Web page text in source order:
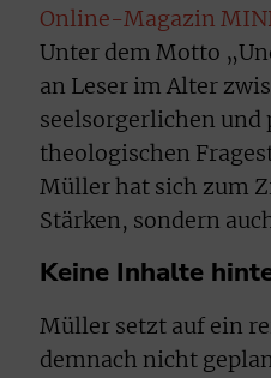
Online-Magazin
Unter dem Motto
an Leser im Alter
seelsorgerlichen und
theologischen
Müller hat sich zum
Stärken, sondern
Keine Inhalte
Müller setzt auf ein
demnach nicht